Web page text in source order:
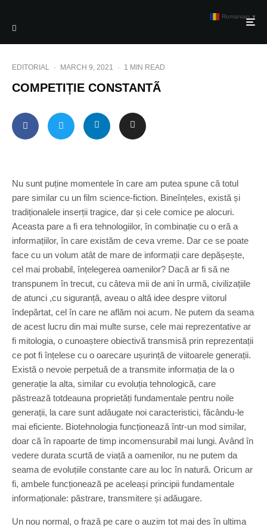
EDITORIAL · MARCH 9, 2021 · 1 MIN READ
COMPETIȚIE CONSTANTÃ
Nu sunt puține momentele în care am putea spune că totul
pare similar cu un film science-fiction. Bineînțeles, există și
tradiționalele inserții tragice, dar și cele comice pe alocuri.
Aceasta pare a fi era tehnologiilor, în combinație cu o eră a
informațiilor, în care existăm de ceva vreme. Dar ce se poate
face cu un volum atât de mare de informații care depășește,
cel mai probabil, înțelegerea oamenilor? Dacă ar fi să ne
transpunem în trecut, cu câteva mii de ani în urmă, civilizațiile
de atunci ,cu siguranță, aveau o altă idee despre viitorul
îndepărtat, cel în care ne aflăm noi acum. Ne putem da seama
de acest lucru din mai multe surse, cele mai reprezentative ar
fi mitologia, o cunoaștere obiectivă transmisă prin reprezentații
ce pot fi înțelese cu o oarecare ușurință de viitoarele generații.
Există o nevoie perpetuă de a transmite informația de la o
generație la alta, similar cu evoluția tehnologică, care
păstrează totdeauna proprietăți fundamentale pentru noile
generații, la care sunt adăugate noi caracteristici, făcându-le
mai eficiente. Biotehnologia funcționează într-un mod similar,
doar că în rapoarte de timp incomensurabil mai lungi. Având în
vedere durata scurtă de viață a oamenilor, nu ne putem da
seama de evoluțiile constante care au loc în natură. Oricum ar
fi, ambele funcționează pe aceleași principii fundamentale
informaționale: păstrare, transmitere și adăugare.
Un nou normal, o frază pe care o auzim tot mai des în ultima
Romanian ▼